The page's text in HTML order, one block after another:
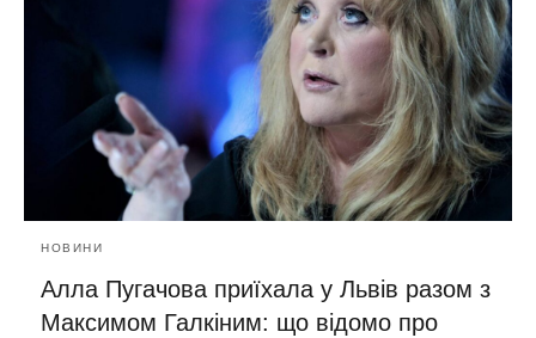
НОВИНИ
Алла Пугачова приїхала у Львів разом з
Максимом Галкіним: що відомо про